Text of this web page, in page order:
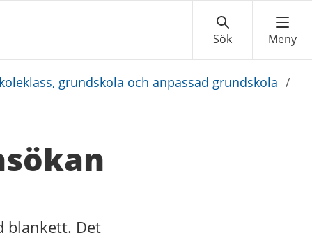
grundskola och anpassad grundskola /
blankett. Det